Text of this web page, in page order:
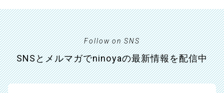
Follow on SNS
SNSとメルマガでninoyaの最新情報を配信中